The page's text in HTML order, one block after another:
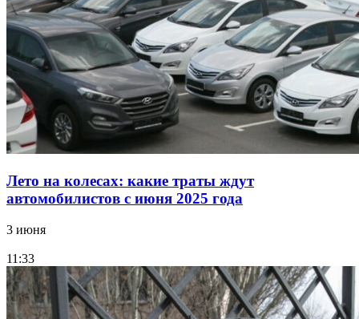
Лето на колесах: какие траты ждут
автомобилистов с июня 2025 года
3 июня
11:33